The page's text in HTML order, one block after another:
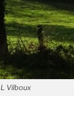
Vilboux